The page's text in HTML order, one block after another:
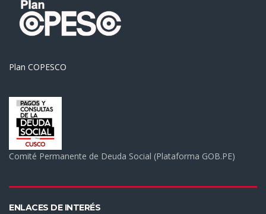
Plan COPESCO
Comité Permanente de Deuda Social (Plataforma GOB.PE)
ENLACES DE INTERÉS